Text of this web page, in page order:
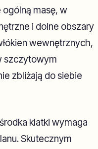
ogólną masę, w
i dolne obszary
wewnętrznych,
szczytowym
zbliżają do siebie
klatki wymaga
Skutecznym